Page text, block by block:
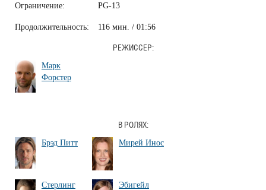
Ограничение: PG-13
Продолжительность: 116 мин. / 01:56
РЕЖИССЕР:
Марк
Форстер
В РОЛЯХ:
Брэд Питт Мирей Инос
Стерлинг
Эбигейл